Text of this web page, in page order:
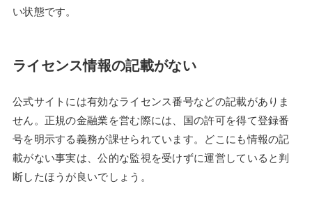
い状態です。
ライセンス情報の記載がない
公式サイトには有効なライセンス番号などの記載がありま
せん。正規の金融業を営む際には、国の許可を得て登録番
号を明示する義務が課せられています。どこにも情報の記
載がない事実は、公的な監視を受けずに運営していると判
断したほうが良いでしょう。